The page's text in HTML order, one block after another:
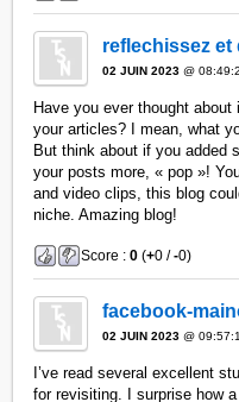
reflechissez et
02 JUIN 2023 @
Have you ever thought
your articles? I mean, what
But think about if you added
your posts more, « pop »!
and video clips, this blog
niche. Amazing blog!
Score :0 (+0 /-0)
facebook-
02 JUIN 2023 @
I’ve read several excellent
for revisiting. I surprise how